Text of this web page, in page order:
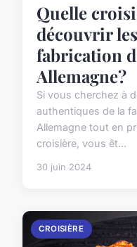
Quelle
découvrir
fabrication
Allemagne?
Si vous cherchez à
authentiques de la
Allemagne tout en
croisière, vous êt...
30 juin 2024
CROISIÈRE